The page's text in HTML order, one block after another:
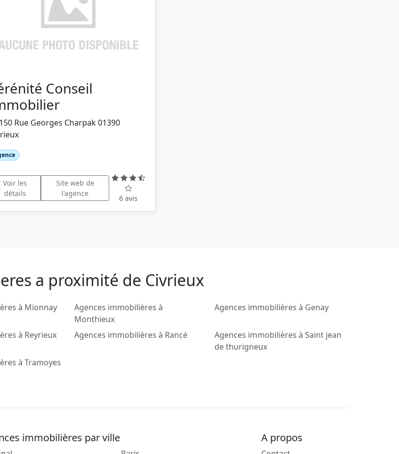
Conseil
150 Rue Georges Charpak 01390
Voir les
détails
Site web de
l'agence
6 avis
a proximité de Civrieux
à Mionnay
Agences immobilières à
Monthieux
Agences immobilières à Genay
à Reyrieux Agences immobilières à Rancé
Agences immobilières à Saint jean
de thurigneux
à Tramoyes
immobilières par ville A propos